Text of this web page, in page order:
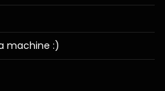
machine :)